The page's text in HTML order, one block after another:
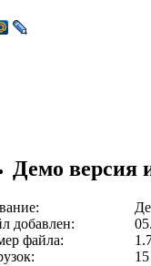
Демо версия
добавлен:
файла:
15